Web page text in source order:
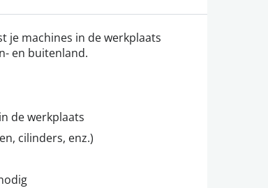
je machines in de werkplaats
en buitenland.
de werkplaats
cilinders, enz.)